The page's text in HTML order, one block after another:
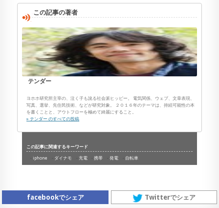
この記事の著者
テンダー
ヨホホ研究所主宰の、泣く子も訛る社会派ヒッピー。 電気関係、ウェブ、文章表現、
写真、選挙、先住民技術、などが研究対象。 ２０１６年のテーマは、持続可能性の本
を書くことと、アウトフローを極めて綺麗にすること。
» テンダー のすべての投稿
この記事に関連するキーワード
iphone
ダイナモ 充電 携帯 発電 自転車
facebookでシェア Twitterでシェア